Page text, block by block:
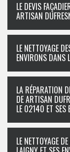
LE DEVIS
ARTISAN
LE NETTOYAGE
ENVIRONS DANS
LA RÉPARATION
DE ARTISAN
LE 02140 ET SES
LE NETTOYAGE